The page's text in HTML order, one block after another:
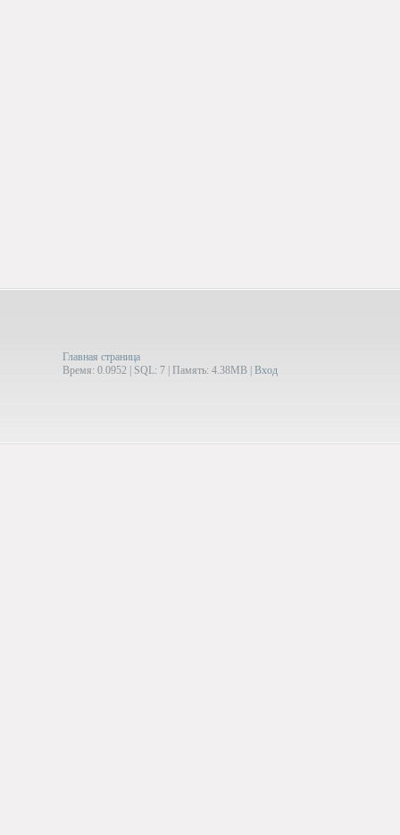
Главная страница
Время: 0.0952 | SQL: 7 | Память: 4.38MB Вход